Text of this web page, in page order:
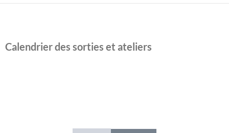
Calendrier des sorties et ateliers